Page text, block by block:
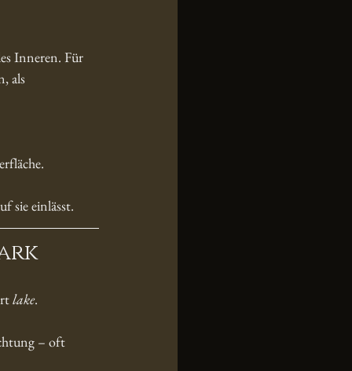
Inneren. Für
als
sie einlässt.
lake.
– oft